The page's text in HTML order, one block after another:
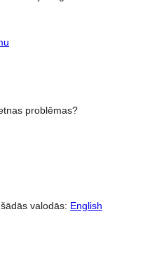
problēmas?
valodās: English